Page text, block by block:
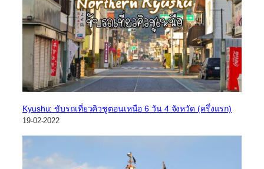
Kyushu: ขับรถเที่ยวคิวชูตอนเหนือ 6 วัน 4 จังหวัด (ครึ่งแรก)
19-02-2022